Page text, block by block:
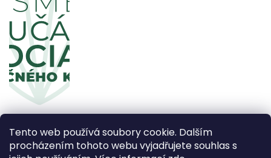
Tento web používá soubory cookie. Dalším
procházením tohoto webu vyjadřujete souhlas s